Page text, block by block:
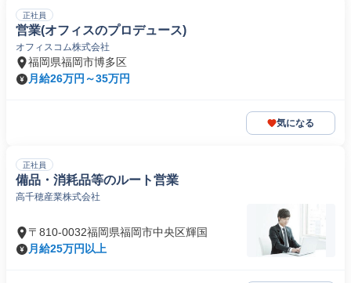
正社員
営業(オフィスのプロデュース)
オフィスコム株式会社
福岡県福岡市博多区
月給26万円～35万円
気になる
正社員
備品・消耗品等のルート営業
高千穂産業株式会社
〒810-0032福岡県福岡市中央区輝国
月給25万円以上